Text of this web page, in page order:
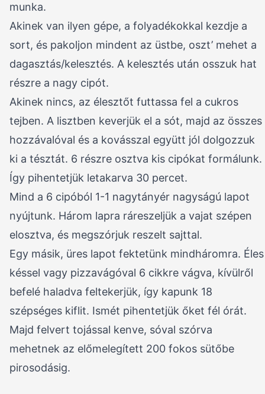
munka.
Akinek van ilyen gépe, a folyadékokkal kezdje a
sort, és pakoljon mindent az üstbe, oszt’ mehet a
dagasztás/kelesztés. A kelesztés után osszuk hat
részre a nagy cipót.
Akinek nincs, az élesztőt futtassa fel a cukros
tejben. A lisztben keverjük el a sót, majd az összes
hozzávalóval és a kovásszal együtt jól dolgozzuk
ki a tésztát. 6 részre osztva kis cipókat formálunk.
Így pihentetjük letakarva 30 percet.
Mind a 6 cipóból 1-1 nagytányér nagyságú lapot
nyújtunk. Három lapra ráreszeljük a vajat szépen
elosztva, és megszórjuk reszelt sajttal.
Egy másik, üres lapot fektetünk mindháromra. Éles
késsel vagy pizzavágóval 6 cikkre vágva, kívülről
befelé haladva feltekerjük, így kapunk 18
szépséges kiflit. Ismét pihentetjük őket fél órát.
Majd felvert tojással kenve, sóval szórva
mehetnek az előmelegített 200 fokos sütőbe
pirosodásig.